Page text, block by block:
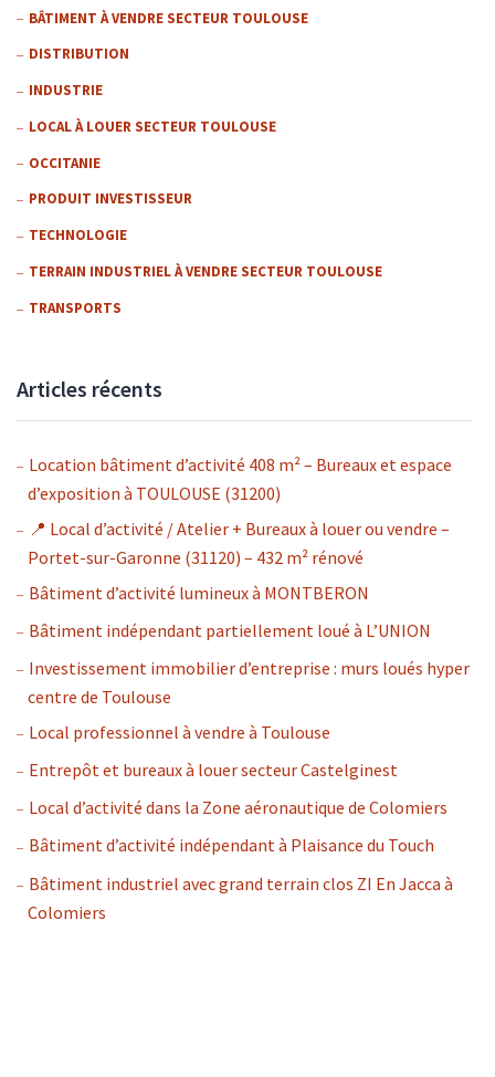
BÂTIMENT À VENDRE SECTEUR TOULOUSE
DISTRIBUTION
INDUSTRIE
LOCAL À LOUER SECTEUR TOULOUSE
OCCITANIE
PRODUIT INVESTISSEUR
TECHNOLOGIE
TERRAIN INDUSTRIEL À VENDRE SECTEUR TOULOUSE
TRANSPORTS
Articles récents
Location bâtiment d’activité 408 m² – Bureaux et espace
d’exposition à TOULOUSE (31200)
📍 Local d’activité / Atelier + Bureaux à louer ou vendre –
Portet-sur-Garonne (31120) – 432 m² rénové
Bâtiment d’activité lumineux à MONTBERON
Bâtiment indépendant partiellement loué à L’UNION
Investissement immobilier d’entreprise : murs loués hyper
centre de Toulouse
Local professionnel à vendre à Toulouse
Entrepôt et bureaux à louer secteur Castelginest
Local d’activité dans la Zone aéronautique de Colomiers
Bâtiment d’activité indépendant à Plaisance du Touch
Bâtiment industriel avec grand terrain clos ZI En Jacca à
Colomiers